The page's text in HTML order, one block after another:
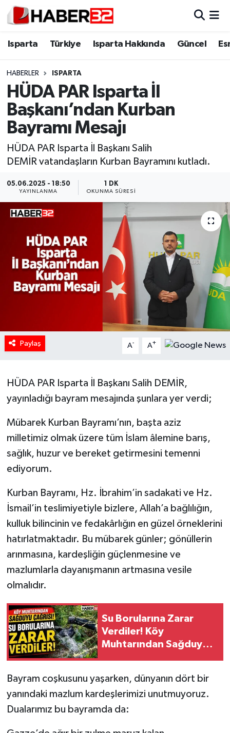
Isparta Türkiye Isparta Hakkında Güncel
HABERLER ISPARTA
HÜDA PAR Isparta İl
Başkanı’ndan Kurban
Bayramı Mesajı
HÜDA PAR Isparta İl Başkanı Salih
DEMİR vatandaşların Kurban Bayramını kutladı.
05.06.2025 - 18:50
YAYINLANMA
1 DK
OKUNMA SÜRESI
Paylaş A- A+
HÜDA PAR Isparta İl Başkanı Salih DEMİR,
yayınladığı bayram mesajında şunlara yer verdi;
Mübarek Kurban Bayramı’nın, başta aziz
milletimiz olmak üzere tüm İslam âlemine barış,
sağlık, huzur ve bereket getirmesini temenni
ediyorum.
Kurban Bayramı, Hz. İbrahim’in sadakati ve Hz.
İsmail’in teslimiyetiyle bizlere, Allah’a bağlılığın,
kulluk bilincinin ve fedakârlığın en güzel örneklerini
hatırlatmaktadır. Bu mübarek günler; gönüllerin
arınmasına, kardeşliğin güçlenmesine ve
mazlumlarla dayanışmanın artmasına vesile
olmalıdır.
Su Borularına Zarar
Verdiler! Köy
Muhtarından Sağduyu
Bayram coşkusunu yaşarken, dünyanın dört bir
yanındaki mazlum kardeşlerimizi unutmuyoruz.
Dualarımız bu bayramda da:
Isparta
Esnaf Diyor ki;
ASAYİŞ
BİLİM VE TEKNOLOJİ
GENEL
HABERDE İNSAN
İlginç
Oyun
POLİTİKA
RESMİ İLANLAR
Spor
Teknoloji
Türkiye
İletişim
Künye
Isparta Nöbetçi Eczaneler
Isparta Trafik Yoğunluk Haritası
Süper Lig Puan Durumu ve Fikstür
Tüm Manşetler
Haber Arşivi